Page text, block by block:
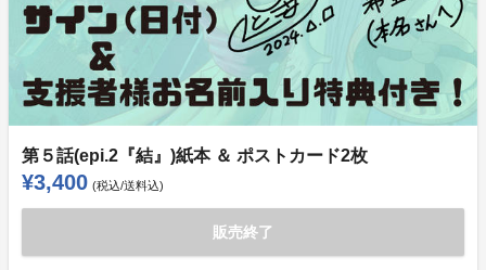
第５話(epi.2『結』)紙本 ＆ ポストカード2枚
¥3,400 (税込/送料込)
販売終了